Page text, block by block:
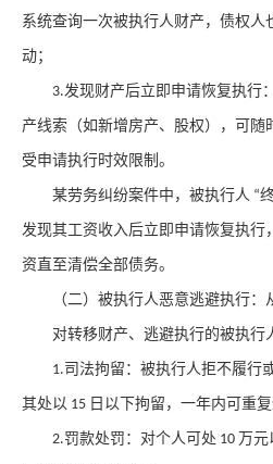
系统查询一次被执行人财产，债权人
动；
3.发现财产后立即申请恢复执行
产线索（如新增房产、股权），可随
受申请执行时效限制。
某劳务纠纷案件中，被执行人 “
发现其工资收入后立即申请恢复执行
资直至清偿全部债务。
（二）被执行人恶意逃避执行
对转移财产、逃避执行的被执行
1.司法拘留：被执行人拒不履行
其处以 15 日以下拘留，一年内可重复
2.罚款处罚：对个人可处 10 万